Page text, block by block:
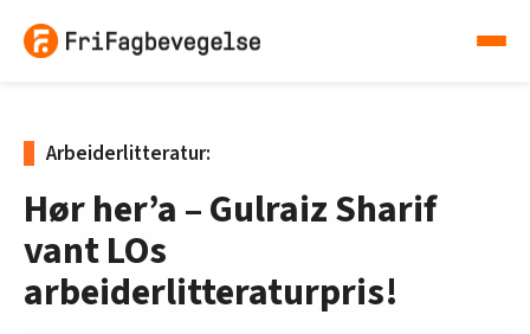
Arbeiderlitteratur:
Hør her’a – Gulraiz Sharif
vant LOs
arbeiderlitteraturpris!